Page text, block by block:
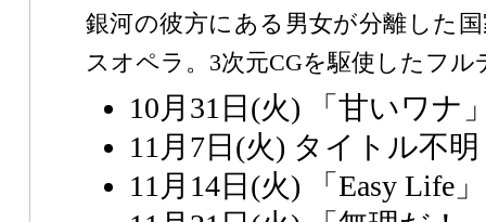
銀河の彼方にある男女が分離した
スオペラ。3次元CGを駆使したフル
10月31日(火) 「甘いワナ
11月7日(火) タイトル不明
11月14日(火) 「Easy Life」